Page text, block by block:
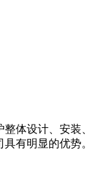
体设计、安装
有明显的优势。